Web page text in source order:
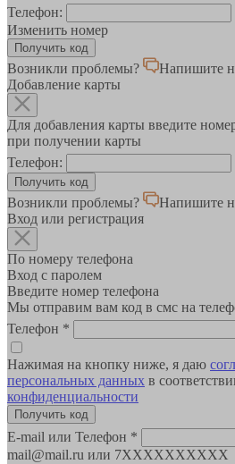
Телефон:
Изменить номер
Возникли проблемы?
Напишите
Добавление карты
Для добавления карты введите
при получении карты
Телефон:
Возникли проблемы?
Напишите
Вход или регистрация
По номеру телефона
Вход с паролем
Введите номер телефона
Мы отправим вам код в смс на
Телефон *
Нажимая на кнопку ниже, я даю
персональных данных в
конфиденциальности
E-mail или Телефон *
mail@mail.ru или 7XXXXXXXXXX